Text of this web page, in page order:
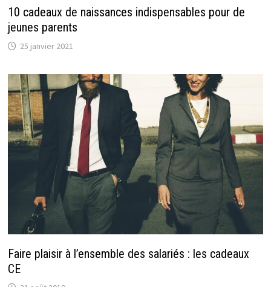
10 cadeaux de naissances indispensables pour de
jeunes parents
25 janvier 2021
Faire plaisir à l’ensemble des salariés : les cadeaux
CE